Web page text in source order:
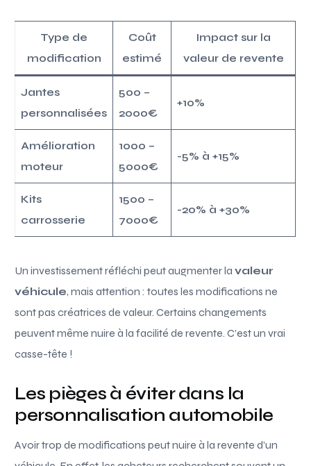
Type de
modification
Coût
estimé
Impact sur la
valeur de revente
Jantes
personnalisées
500 –
2000€
+10%
Amélioration
moteur
1000 –
5000€
-5% à +15%
Kits
carrosserie
1500 –
7000€
-20% à +30%
Un investissement réfléchi peut augmenter lavaleur
véhicule, mais attention : toutes les modifications ne
sont pas créatrices de valeur. Certains changements
peuvent même nuire à la facilité de revente. C’est un vrai
casse-tête !
Les pièges à éviter dans la
personnalisation automobile
Avoir trop de modifications peut nuire à la revente d’un